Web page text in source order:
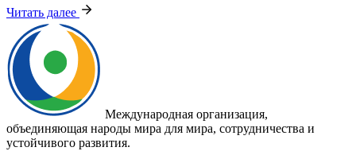
Читать далее
Международная организация,
объединяющая народы мира для мира, сотрудничества и
устойчивого развития.